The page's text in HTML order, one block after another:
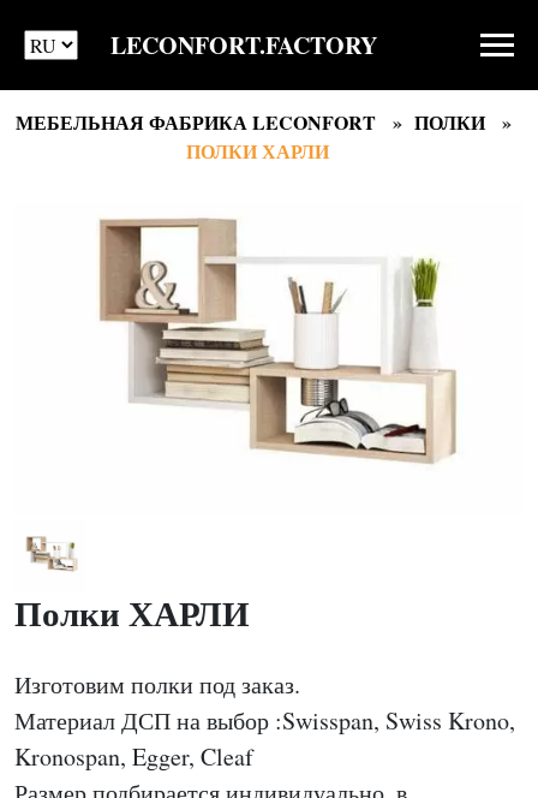
LECONFORT.FACTORY
МЕБЕЛЬНАЯ ФАБРИКА LECONFORT
ПОЛКИ
ПОЛКИ ХАРЛИ
Полки ХАРЛИ
Изготовим полки под заказ.
Материал ДСП на выбор :Swisspan, Swiss Krono,
Kronospan, Egger, Cleaf